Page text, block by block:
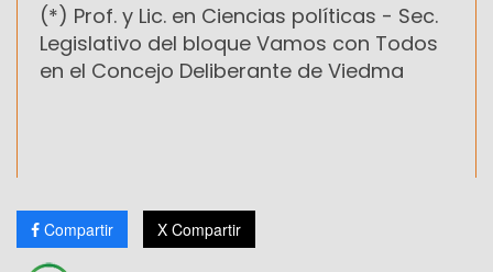
(*) Prof. y Lic. en Ciencias políticas - Sec.
Legislativo del bloque Vamos con Todos
en el Concejo Deliberante de Viedma
Compartir X Compartir